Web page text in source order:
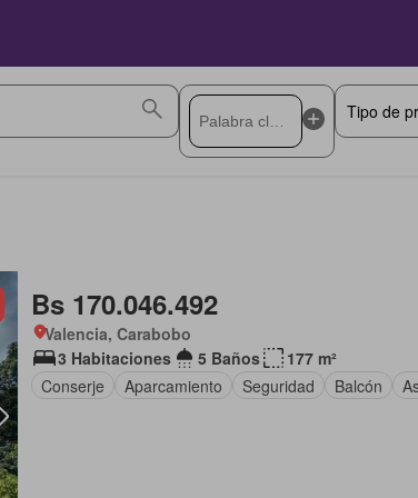
Bs 170.046.492
Valencia, Carabobo
3 Habitaciones
5 Baños
177 m²
Conserje
Aparcamiento Seguridad Balcón